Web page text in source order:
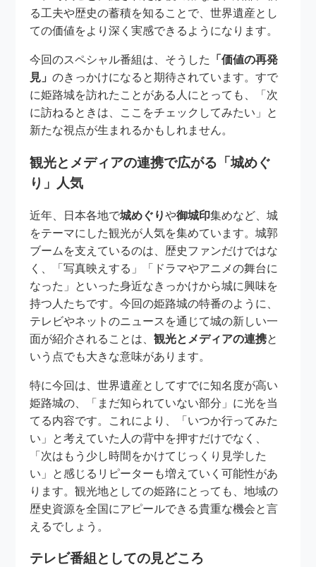
る工夫や歴史の蓄積を知ることで、世界遺産とし
ての価値をより深く実感できるようになります。
今回のスペシャル番組は、そうした
「価値の再発
見」のきっかけになると期待されています。すで
に姫路城を訪れたことがある人にとっても、「次
に訪ねるときは、ここをチェックしてみたい」と
新たな視点が生まれるかもしれません。
観光とメディアの連携で広がる「城めぐ
り」人気
近年、日本各地で城めぐりや御城印集めなど、城
をテーマにした観光が人気を集めています。城郭
ブームを支えているのは、歴史ファンだけではな
く、「写真映えする」「ドラマやアニメの舞台に
なった」といった身近なきっかけから城に興味を
持つ人たちです。今回の姫路城の特番のように、
テレビやネットのニュースを通じて城の新しい一
面が紹介されることは、観光とメディアの連携と
いう点でも大きな意味があります。
特に今回は、世界遺産としてすでに知名度が高い
姫路城の、「まだ知られていない部分」に光を当
てる内容です。これにより、「いつか行ってみた
い」と考えていた人の背中を押すだけでなく、
「次はもう少し時間をかけてじっくり見学した
い」と感じるリピーターも増えていく可能性があ
ります。観光地としての姫路にとっても、地域の
歴史資源を全国にアピールできる貴重な機会と言
えるでしょう。
テレビ番組としての見どころ